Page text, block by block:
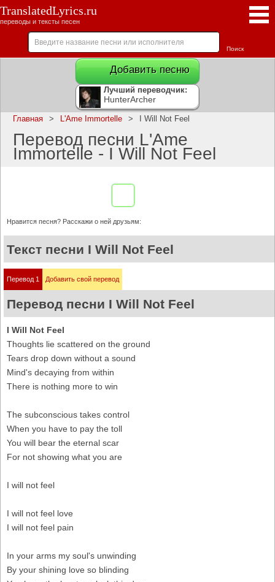
TranslatedLyrics.ru
переводы и тексты песен
Добавить песню
Лучший переводчик:
HunterArcher
Главная > L'Ame Immortelle > I Will Not Feel
Перевод песни L'Ame
Immortelle - I Will Not Feel
Нравится песня? Расскажи о ней друзьям:
Текст песни I Will Not Feel
Перевод 1 Добавить свой перевод
Перевод песни I Will Not Feel
I Will Not Feel
Thoughts lie scattered on the ground
Tears drop down without a sound
Mind's decaying from within
There is nothing more to win
The subconscious takes control
When you have to pay the toll
You will bear the eternal scar
For not showing what you are
I will not feel
I will not feel love
I will not feel pain
In your arms my soul's unwinding
By your shining love so blinding